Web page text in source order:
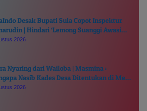
Desak Bupati Sula Copot Inspektur
| Hindari ‘Lemong Suanggi Awasi
Suanggi’
2026
Nyaring dari Wailoba | Masmina :
Nasib Kades Desa Ditentukan di Meja
2026